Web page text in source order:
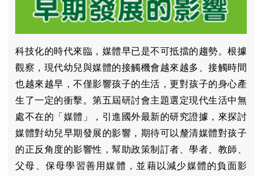
科技化的時代來臨，媒體早已是不可抵擋的趨勢。根據
觀察，現代幼兒與媒體的接觸機會越來越多、接觸時間
也越來越早，不僅影響孩子的生活，更對孩子的身心產
生了一定的衝擊。第五屆研討會主題選定現代生活中無
處不在的「媒體」，引進國外最新的研究證據，來探討
媒體對幼兒早期發展的影響，期待可以釐清媒體對孩子
的正反角度的影響性，幫助政策制訂者、學者、教師、
父母、保母學習善用媒體，並藉以減少媒體的負面影